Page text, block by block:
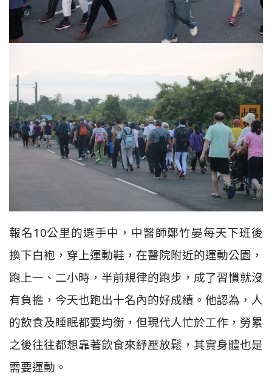
報名10公里的選手中，中醫師鄭竹晏每天下班後
換下白袍，穿上運動鞋，在醫院附近的運動公園，
跑上一、二小時，半前規律的跑步，成了習慣就沒
有負擔，今天也跑出十名內的好成績。他認為，人
的飲食及睡眠都要均衡，但現代人忙於工作，勞累
之後往往都想靠著飲食來紓壓放鬆，其實身體也是
需要運動。